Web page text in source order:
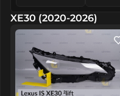
XE30 (2020-2026)